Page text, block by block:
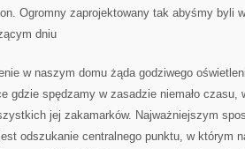
Ogromny zaprojektowany tak abyśmy byli
dniu
w naszym domu żąda godziwego
gdzie spędzamy w zasadzie niemało czasu,
jej zakamarków. Najważniejszym
odszukanie centralnego punktu, w którym